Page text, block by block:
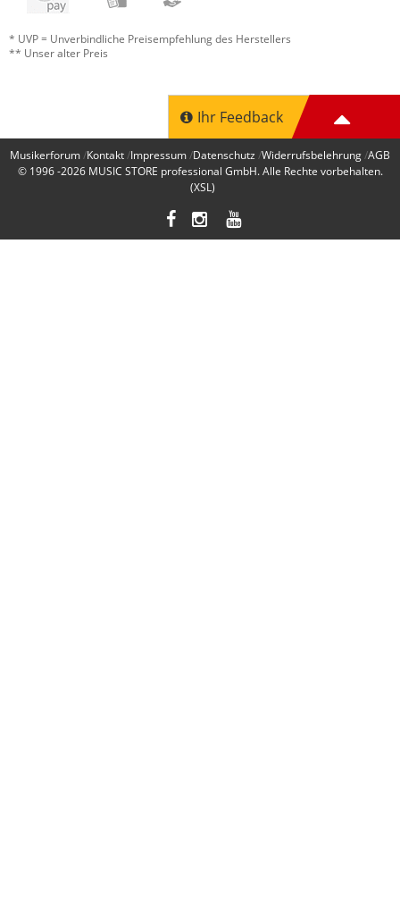
* UVP = Unverbindliche Preisempfehlung des Herstellers
** Unser alter Preis
Ihr Feedback
Musikerforum Kontakt Impressum Datenschutz Widerrufsbelehrung AGB
© 1996 -2026 MUSIC STORE professional GmbH. Alle Rechte vorbehalten.
(XSL)